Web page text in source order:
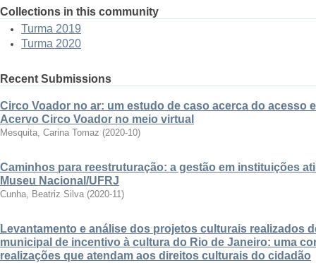
Collections in this community
Turma 2019
Turma 2020
Recent Submissions
Circo Voador no ar: um estudo de caso acerca do acesso
Acervo Circo Voador no meio virtual
Mesquita, Carina Tomaz (2020-10)
Caminhos para reestruturação: a gestão em instituições
Museu Nacional/UFRJ
Cunha, Beatriz Silva (2020-11)
Levantamento e análise dos projetos culturais realizados
municipal de incentivo à cultura do Rio de Janeiro: uma
realizações que atendam aos direitos culturais do cidadão